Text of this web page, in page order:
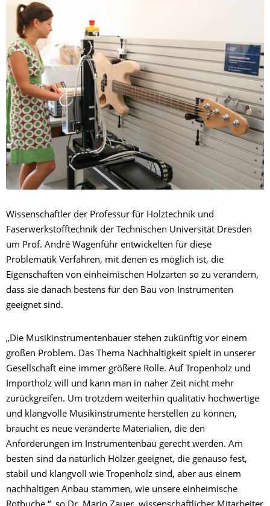
Wissenschaftler der Professur für Holztechnik und
Faserwerkstofftechnik der Technischen Universität Dresden
um Prof. André Wagenführ entwickelten für diese
Problematik Verfahren, mit denen es möglich ist, die
Eigenschaften von einheimischen Holzarten so zu verändern,
dass sie danach bestens für den Bau von Instrumenten
geeignet sind.
„Die Musikinstrumentenbauer stehen zukünftig vor einem
großen Problem. Das Thema Nachhaltigkeit spielt in unserer
Gesellschaft eine immer größere Rolle. Auf Tropenholz und
Importholz will und kann man in naher Zeit nicht mehr
zurückgreifen. Um trotzdem weiterhin qualitativ hochwertige
und klangvolle Musikinstrumente herstellen zu können,
braucht es neue veränderte Materialien, die den
Anforderungen im Instrumentenbau gerecht werden. Am
besten sind da natürlich Hölzer geeignet, die genauso fest,
stabil und klangvoll wie Tropenholz sind, aber aus einem
nachhaltigen Anbau stammen, wie unsere einheimische